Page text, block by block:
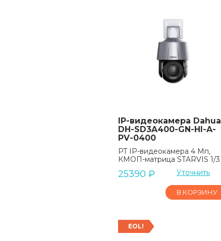
IP-видеокамера Dahua
DH-SD3A400-GN-HI-A-
PV-0400
PT IP-видеокамера 4 Мп,
КМОП-матрица STARVIS 1/3
25390 ₽ Уточнить
В КОРЗИНУ
EOL!